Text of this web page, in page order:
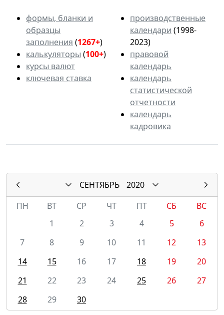
формы, бланки и
образцы
заполнения (1267+)
калькуляторы (100+)
курсы валют
ключевая ставка
производственные
календари (1998-
2023)
правовой
календарь
календарь
статистической
отчетности
календарь
кадровика
СЕНТЯБРЬ
2020
ПН
ВТ СР ЧТ ПТ СБ
ВС
1
2 3 4 5
6
7
8 9 10 11 12
13
14
15 16 17 18 19
20
21
22 23 24 25 26
27
28
29 30